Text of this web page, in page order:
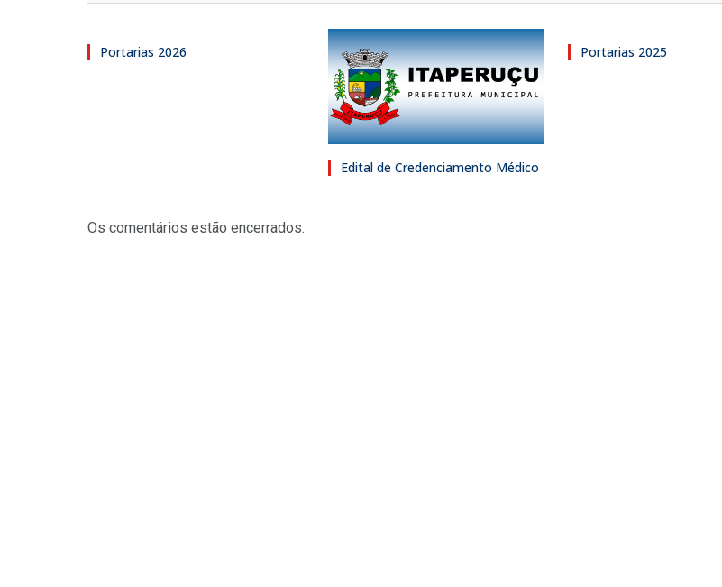
Portarias 2026
Edital de Credenciamento Médico
Portarias 2025
Os comentários estão encerrados.